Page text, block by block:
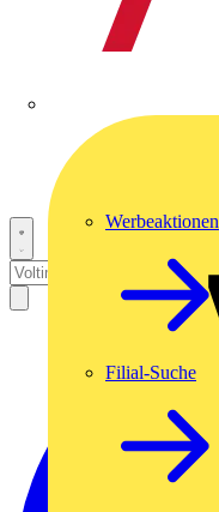
Werbeaktionen
Filial-Suche